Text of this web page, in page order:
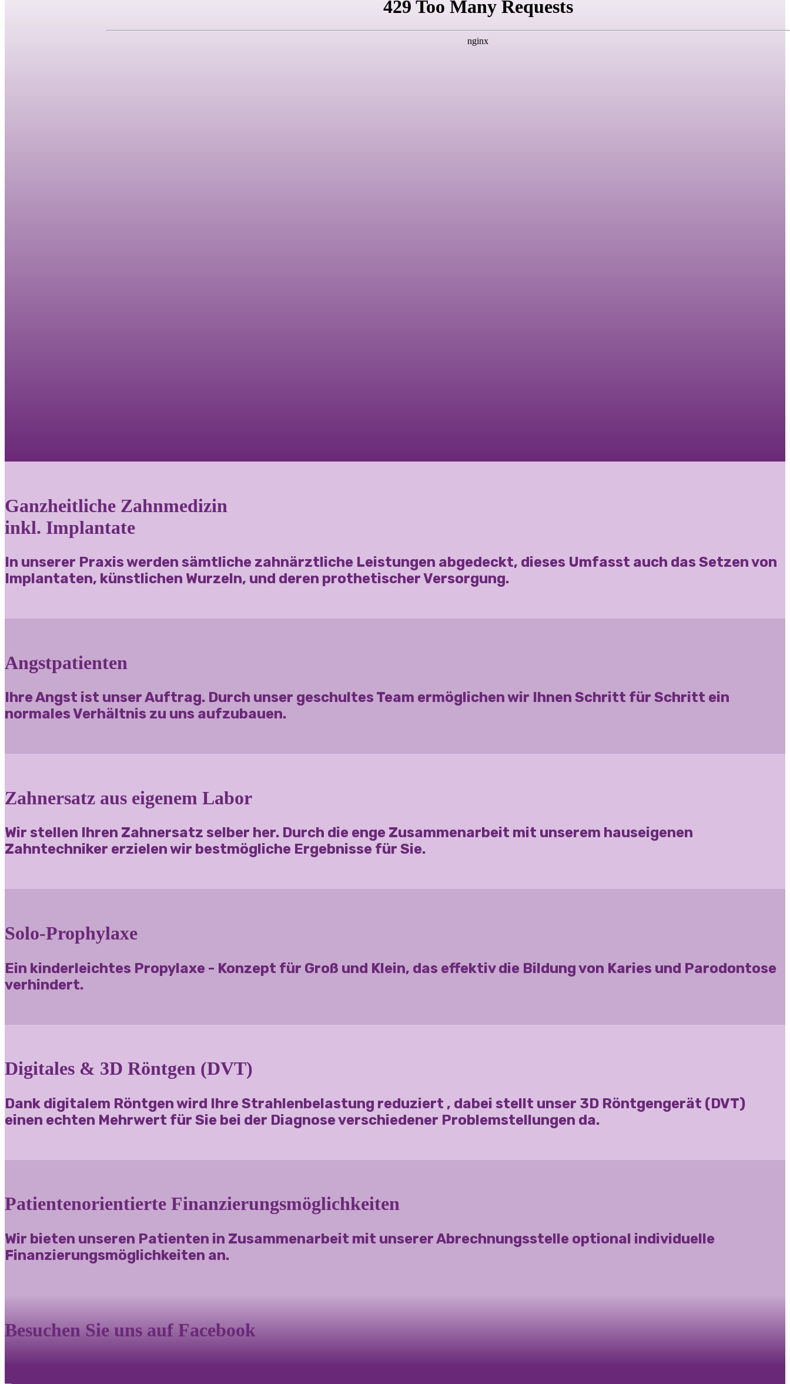
Ganzheitliche Zahnmedizin
inkl. Implantate
In unserer Praxis werden sämtliche zahnärztliche Leistungen abgedeckt, dieses Umfasst auch das Setzen von
Implantaten, künstlichen Wurzeln, und deren prothetischer Versorgung.
Angstpatienten
Ihre Angst ist unser Auftrag. Durch unser geschultes Team ermöglichen wir Ihnen Schritt für Schritt ein
normales Verhältnis zu uns aufzubauen.
Zahnersatz aus eigenem Labor
Wir stellen Ihren Zahnersatz selber her. Durch die enge Zusammenarbeit mit unserem hauseigenen
Zahntechniker erzielen wir bestmögliche Ergebnisse für Sie.
Solo-Prophylaxe
Ein kinderleichtes Propylaxe - Konzept für Groß und Klein, das effektiv die Bildung von Karies und Parodontose
verhindert.
Digitales & 3D Röntgen (DVT)
Dank digitalem Röntgen wird Ihre Strahlenbelastung reduziert , dabei stellt unser 3D Röntgengerät (DVT)
einen echten Mehrwert für Sie bei der Diagnose verschiedener Problemstellungen da.
Patientenorientierte Finanzierungsmöglichkeiten
Wir bieten unseren Patienten in Zusammenarbeit mit unserer Abrechnungsstelle optional individuelle
Finanzierungsmöglichkeiten an.
Besuchen Sie uns auf Facebook